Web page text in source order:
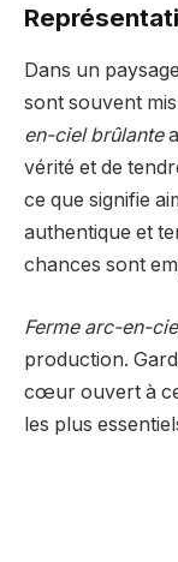
Dans un
sont souvent
en-ciel brûlante
vérité et de
ce que signifie
authentique et
chances sont
Ferme arc-en-
production.
cœur ouvert à
les plus